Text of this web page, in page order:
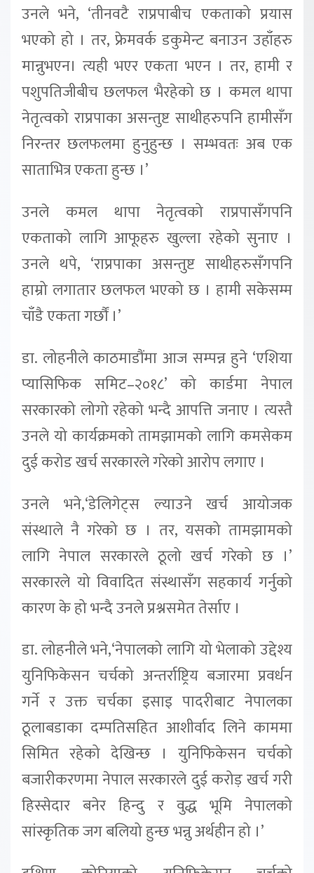
उनले भने, ‘तीनवटै राप्रपाबीच एकताको प्रयास
भएको हो । तर, फ्रेमवर्क डकुमेन्ट बनाउन उहाँहरु
मान्नुभएन। त्यही भएर एकता भएन । तर, हामी र
पशुपतिजीबीच छलफल भैरहेको छ । कमल थापा
नेतृत्वको राप्रपाका असन्तुष्ट साथीहरुपनि हामीसँग
निरन्तर छलफलमा हुनुहुन्छ । सम्भवतः अब एक
साताभित्र एकता हुन्छ ।’
उनले कमल थापा नेतृत्वको राप्रपासँगपनि
एकताको लागि आफूहरु खुल्ला रहेको सुनाए ।
उनले थपे, ‘राप्रपाका असन्तुष्ट साथीहरुसँगपनि
हाम्रो लगातार छलफल भएको छ । हामी सकेसम्म
चाँडै एकता गर्छौं ।’
डा. लोहनीले काठमाडौंमा आज सम्पन्न हुने ‘एशिया
प्यासिफिक समिट–२०१८’ को कार्डमा नेपाल
सरकारको लोगो रहेको भन्दै आपत्ति जनाए । त्यस्तै
उनले यो कार्यक्रमको तामझामको लागि कमसेकम
दुई करोड खर्च सरकारले गरेको आरोप लगाए ।
उनले भने,‘डेलिगेट्स ल्याउने खर्च आयोजक
संस्थाले नै गरेको छ । तर, यसको तामझामको
लागि नेपाल सरकारले ठूलो खर्च गरेको छ ।’
सरकारले यो विवादित संस्थासँग सहकार्य गर्नुको
कारण के हो भन्दै उनले प्रश्नसमेत तेर्साए ।
डा. लोहनीले भने,‘नेपालको लागि यो भेलाको उद्देश्य
युनिफिकेसन चर्चको अन्तर्राष्ट्रिय बजारमा प्रवर्धन
गर्ने र उक्त चर्चका इसाइ पादरीबाट नेपालका
ठूलाबडाका दम्पतिसहित आशीर्वाद लिने काममा
सिमित रहेको देखिन्छ । युनिफिकेसन चर्चको
बजारीकरणमा नेपाल सरकारले दुई करोड़ खर्च गरी
हिस्सेदार बनेर हिन्दु र वुद्ध भूमि नेपालको
सांस्कृतिक जग बलियो हुन्छ भन्नु अर्थहीन हो ।’